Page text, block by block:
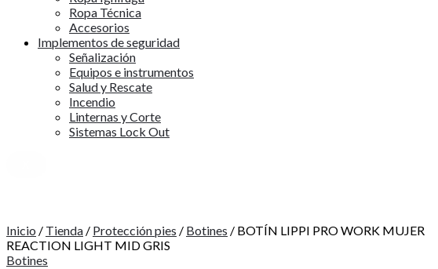
Ropa Técnica
Accesorios
Implementos de seguridad
Señalización
Equipos e instrumentos
Salud y Rescate
Incendio
Linternas y Corte
Sistemas Lock Out
Inicio / Tienda / Protección pies / Botines / BOTÍN LIPPI PRO WORK MUJER
REACTION LIGHT MID GRIS
Botines